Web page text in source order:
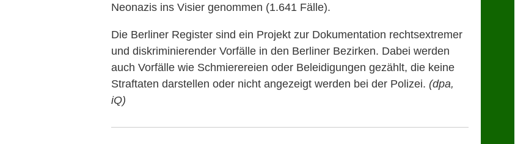
Neonazis ins Visier genommen (1.641 Fälle).
Die Berliner Register sind ein Projekt zur Dokumentation rechtsextremer
und diskriminierender Vorfälle in den Berliner Bezirken. Dabei werden
auch Vorfälle wie Schmierereien oder Beleidigungen gezählt, die keine
Straftaten darstellen oder nicht angezeigt werden bei der Polizei. (dpa,
iQ)